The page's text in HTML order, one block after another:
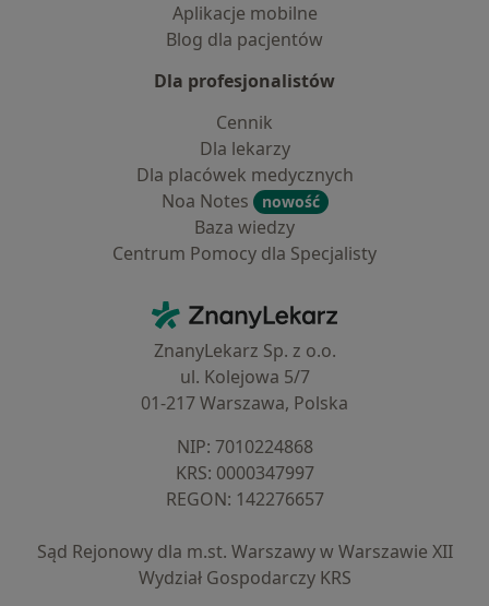
Aplikacje mobilne
Blog dla pacjentów
Dla profesjonalistów
Cennik
Dla lekarzy
Dla placówek medycznych
Noa Notes
nowość
Baza wiedzy
Centrum Pomocy dla Specjalisty
ZnanyLekarz - Strona główna
ZnanyLekarz Sp. z o.o.
ul. Kolejowa 5/7
01-217 Warszawa, Polska
NIP: ⁠7010224868
KRS: ⁠0000347997
REGON: ⁠142276657
Sąd Rejonowy dla m.st. Warszawy w Warszawie XII
Wydział Gospodarczy KRS